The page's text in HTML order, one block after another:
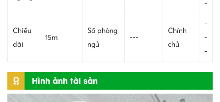
-
Chiều
dài
15m
Số phòng
ngủ
---
Chính
chủ
-
-
-
Hình ảnh tài sản